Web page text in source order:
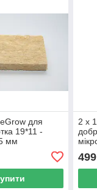
для
19*11 -
мм
2 х
499